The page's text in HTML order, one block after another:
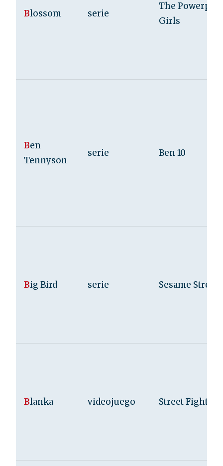
Blossom serie
The Powerpuff
Girls
Ben
Tennyson
serie Ben 10
Big Bird serie Sesame Street
Blanka videojuego Street Fighter